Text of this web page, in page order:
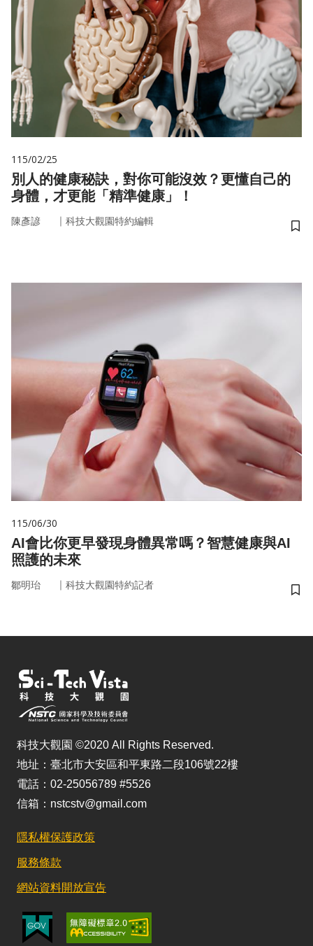
115/02/25
別人的健康秘訣，對你可能沒效？更懂自己的
身體，才更能「精準健康」！
陳彥諺 ｜ 科技大觀園特約編輯
儲
115/06/30
AI會比你更早發現身體異常嗎？智慧健康與AI
照護的未來
鄒明珆 ｜ 科技大觀園特約記者
儲
科技大觀園 ©2020 All Rights Reserved.
地址：臺北市大安區和平東路二段106號22樓
電話：02-25056789 #5526
信箱：nstcstv@gmail.com
隱私權保護政策
服務條款
網站資料開放宣告